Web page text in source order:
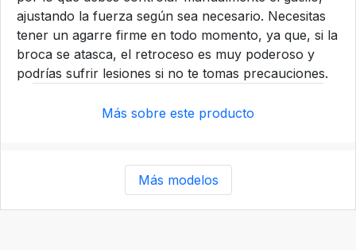
ajustando la fuerza según sea necesario. Necesitas
tener un agarre firme en todo momento, ya que, si la
broca se atasca, el retroceso es muy poderoso y
podrías sufrir lesiones si no te tomas precauciones.
Más sobre este producto
Más modelos